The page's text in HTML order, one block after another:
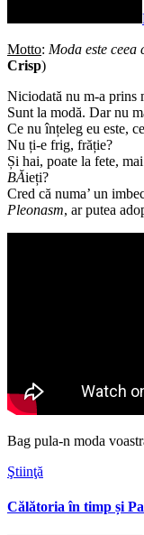
Motto: Moda este
Crisp)
Niciodată nu m-a prins
Sunt la modă. Dar nu
Ce nu înțeleg eu este,
Nu ți-e frig, frăție?
Și hai, poate la fete,
BĂieți?
Cred că numa’ un
Pleonasm, ar putea
Bag pula-n moda
Ştiinţă
Călătoria în timp și